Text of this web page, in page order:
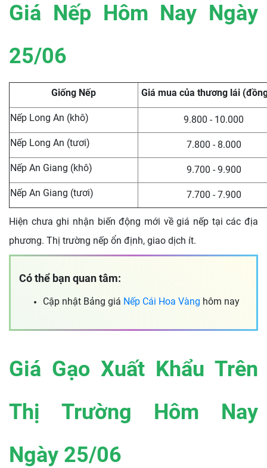
Giá Nếp Hôm Nay Ngày
25/06
Giống Nếp Giá mua của thương lái
Nếp Long An (khô) 9.800 - 10.000
Nếp Long An (tươi) 7.800 - 8.000
Nếp An Giang (khô) 9.700 - 9.900
Nếp An Giang (tươi) 7.700 - 7.900
Hiện chưa ghi nhận biến động mới về giá nếp tại các địa
phương. Thị trường nếp ổn định, giao dịch ít.
Có thể bạn quan tâm:
Cập nhật Bảng giá Nếp Cái Hoa Vàng hôm nay
Giá Gạo Xuất Khẩu Trên
Thị Trường Hôm Nay
Ngày 25/06